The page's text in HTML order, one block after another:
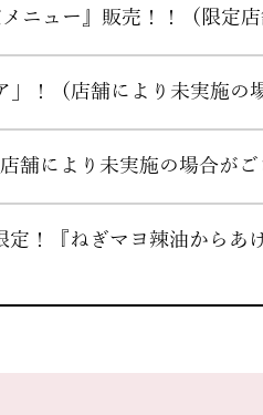
ニュー』販売！！（限定店
！（店舗により未実施の
舗により未実施の場合がご
！『ねぎマヨ辣油からあ